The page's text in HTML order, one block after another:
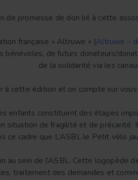
de promesse de don lié à cette
française « Altruwe » (Altruwe –
bénévoles, de futurs donateurs/
de la solidarité via les
à cette édition et on compte sur
enfants constituent des étapes
situation de fragilité et de
ce cadre que L’ASBL le Petit vélo
au sein de l’ASBL. Cette
traitement des demandes et